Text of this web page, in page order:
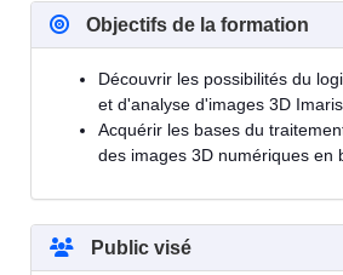
Objectifs de la formation
Découvrir les possibilités du
et d'analyse d'images 3D Imaris
Acquérir les bases du
des images 3D numériques en
Public visé